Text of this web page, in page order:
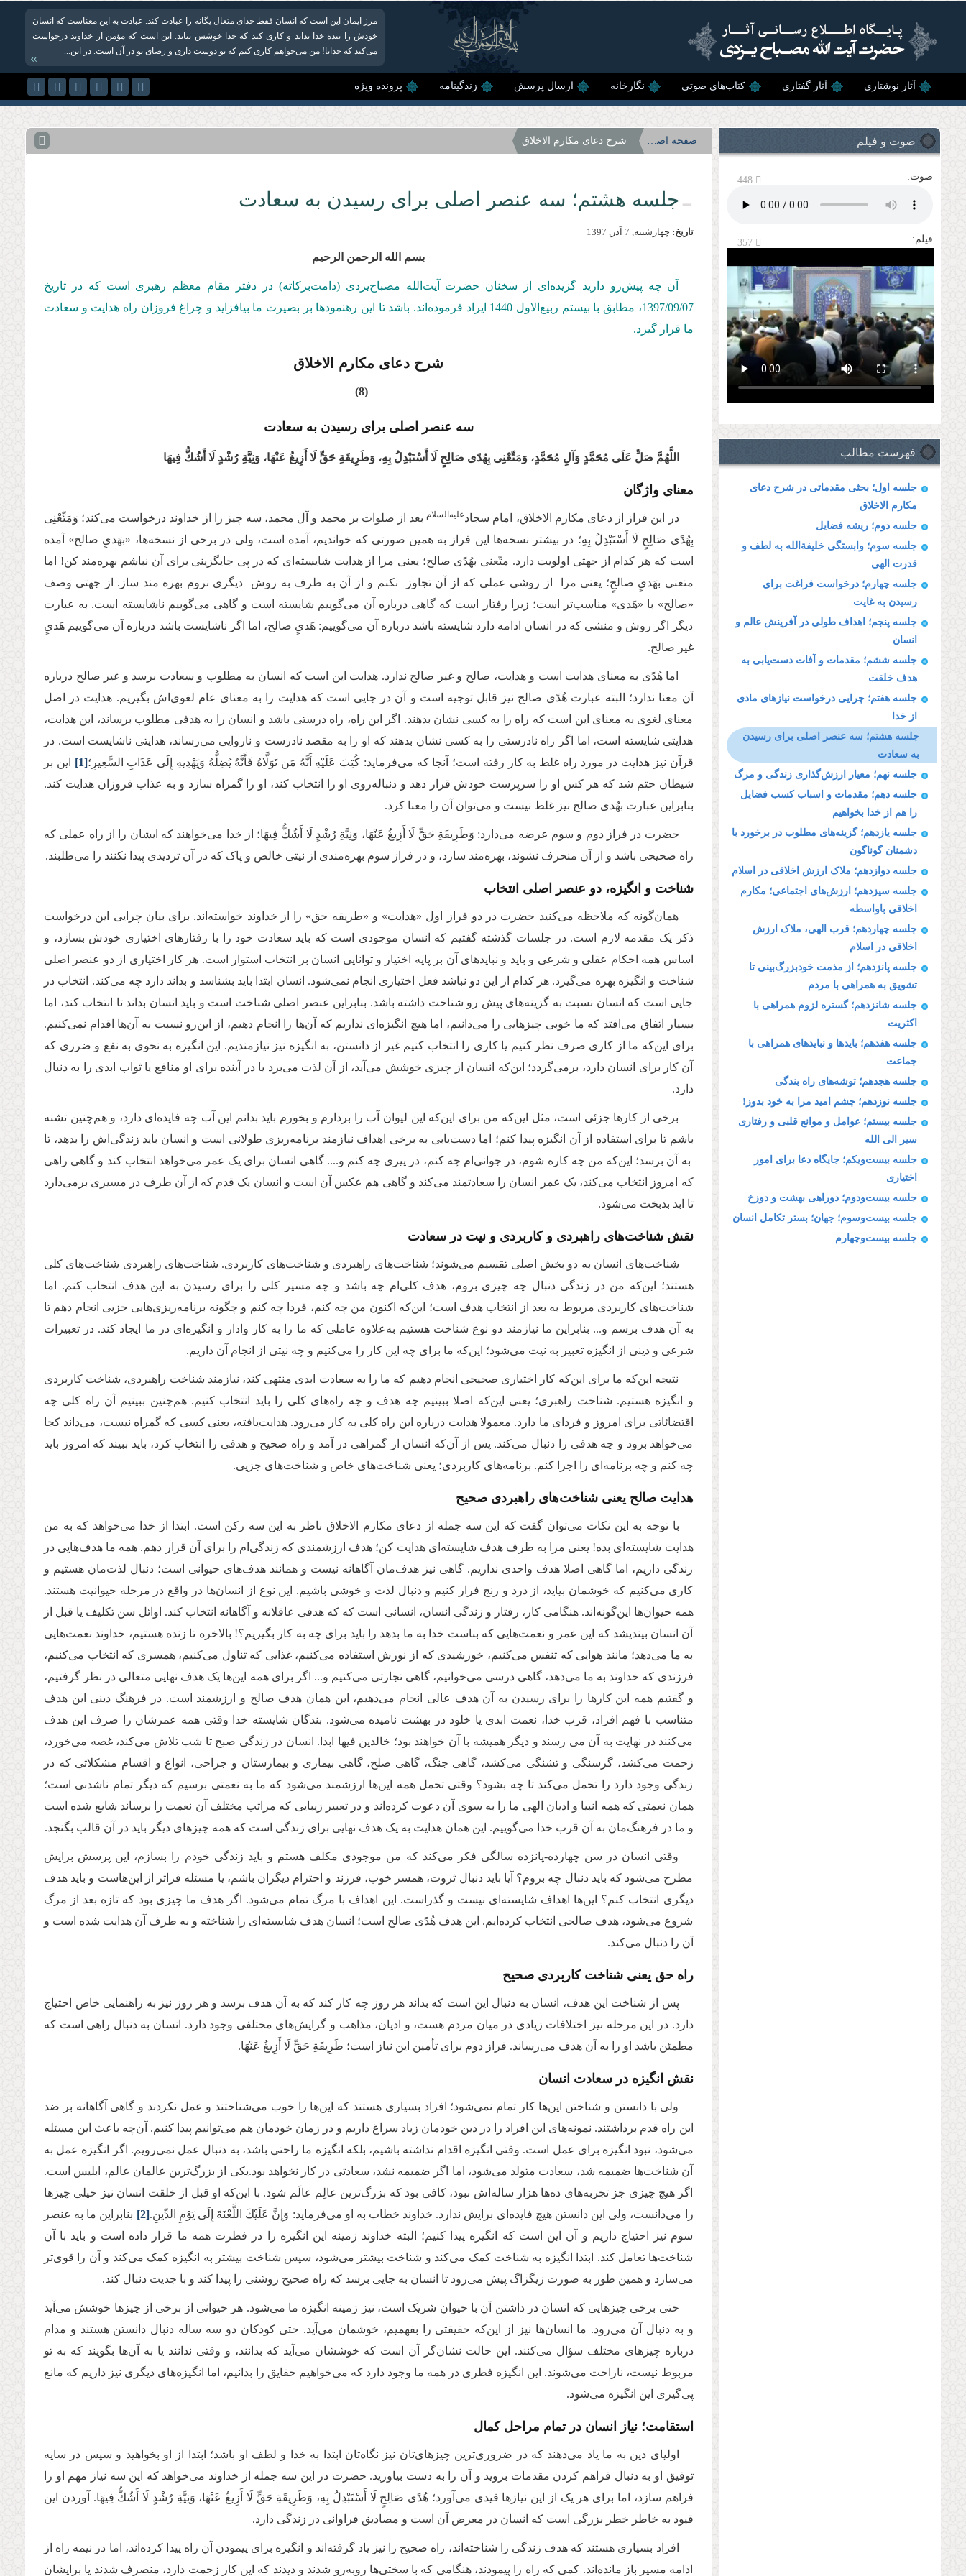
مرز ایمان این است که انسان فقط خدای متعال یگانه را عبادت کند. عبادت به این معناست که انسان
خودش را بنده خدا بداند و کاری کند که خدا خوشش بیاید. این است که مؤمن از خداوند درخواست
می‌کند که خدایا! من می‌خواهم کاری کنم که تو دوست داری و رضای تو در آن است. در این...
»
آثار نوشتاری آثار گفتاری کتاب‌های صوتی نگارخانه ارسال پرسش زندگینامه پرونده ویژه
صوت و فیلم
صوت: 448
فیلم: 357
فهرست مطالب
جلسه اول؛ بحثی مقدماتی در شرح دعای
مکارم الاخلاق
جلسه دوم؛ ریشه فضایل
جلسه سوم؛ وابستگی خلیفة‌الله به لطف و
قدرت الهی
جلسه چهارم؛ درخواست فراغت برای
رسیدن به غایت
جلسه پنجم؛ اهداف طولی در آفرینش عالم و
انسان
جلسه ششم؛ مقدمات و آفات دست‌یابی به
هدف خلقت
جلسه هفتم؛ چرایی درخواست نیازهای مادی
از خدا
جلسه هشتم؛ سه عنصر اصلی برای رسیدن
به سعادت
جلسه نهم؛ معیار ارزش‌گذاری زندگی و مرگ
جلسه دهم؛ مقدمات و اسباب کسب فضایل
را هم از خدا بخواهیم
جلسه یازدهم؛ گزینه‌های مطلوب در برخورد با
دشمنان گوناگون
جلسه دوازدهم؛ ملاک ارزش اخلاقی در اسلام
جلسه سیزدهم؛ ارزش‌های اجتماعی؛ مکارم
اخلاقی باواسطه
جلسه چهاردهم؛ قرب الهی، ملاک ارزش
اخلاقی در اسلام
جلسه پانزدهم؛ از مذمت خودبزرگ‌بینی تا
تشویق به همراهی با مردم
جلسه شانزدهم؛ گستره لزوم همراهی با
اکثریت
جلسه هفدهم؛ بایدها و نبایدهای همراهی با
جماعت
جلسه هجدهم؛ توشه‌های راه بندگی
جلسه نوزدهم؛ چشم امید مرا به خود بدوز!
جلسه بیستم؛ عوامل و موانع قلبی و رفتاری
سیر الی الله
جلسه بیست‌ویکم؛ جایگاه دعا برای امور
اختیاری
جلسه بیست‌ودوم؛ دوراهی بهشت و دوزخ
جلسه بیست‌وسوم؛ جهان؛ بستر تکامل انسان
جلسه بیست‌وچهارم
صفحه اصلی شرح دعای مکارم الاخلاق
جلسه هشتم؛ سه عنصر اصلی برای رسیدن به سعادت
تاریخ: چهارشنبه, 7 آذر, 1397
بسم الله الرحمن الرحیم
آن چه پیش‌رو دارید گزیده‌ای از سخنان حضرت آیت‌الله مصباح‌یزدی (دامت‌بركاته) در دفتر مقام معظم رهبری است كه در تاریخ
1397/09/07، مطابق با بیستم ربیع‌الاول 1440 ایراد فرموده‌اند. باشد تا این رهنمودها بر بصیرت ما بیافزاید و چراغ فروزان راه هدایت و سعادت
ما قرار گیرد.
شرح دعای مکارم الاخلاق
(8)
سه عنصر اصلی برای رسیدن به سعادت
اللَّهُمَّ صَلِّ عَلَى مُحَمَّدٍ وَآلِ مُحَمَّدٍ، وَمَتِّعْنِی بِهُدًى صَالِحٍ لَا أَسْتَبْدِلُ بِهِ، وَطَرِیقَةِ حَقٍّ لَا أَزِیغُ عَنْهَا، وَنِیَّةِ رُشْدٍ لَا أَشُكُّ فِیهَا
معنای واژگان
در این فراز از دعای مکارم الاخلاق، امام سجادعلیه‌السلامبعد از صلوات بر محمد و آل محمد، سه چیز را از خداوند درخواست می‌کند؛ وَمَتِّعْنِی
بِهُدًى صَالِحٍ لَا أَسْتَبْدِلُ بِهِ؛ در بیشتر نسخه‌ها این فراز به همین صورتی که خواندیم، آمده است، ولی در برخی از نسخه‌ها، «بهَدیٍ صالح» آمده‌
است که هر کدام از جهتی اولویت دارد. متّعنی بهُدًی صالح؛ یعنی مرا از هدایت شایسته‌ای که در پی جایگزینی برای آن نباشم بهره‌مند کن! اما
متعنی بهَدیٍ صالحٍ؛ یعنی مرا از روشی عملی که از آن تجاوز نکنم و از آن به طرف به روش دیگری نروم بهره مند ساز. از جهتی وصف
«صالح» با «هَدی» مناسب‌تر است؛ زیرا رفتار است که گاهی درباره آن می‌گوییم شایسته است و گاهی می‌گوییم ناشایسته است. به عبارت
دیگر اگر روش و منشی که در انسان ادامه دارد شایسته باشد درباره آن می‌گوییم: هَدیٍ صالح، اما اگر ناشایست باشد درباره آن می‌گوییم هَدیٍ
غیر صالح.
اما هُدًی به معنای هدایت است و هدایت، صالح و غیر صالح ندارد. هدایت این است که انسان به مطلوب و سعادت برسد و غیر صالح درباره
آن معنا ندارد؛ البته عبارت هُدًی صالح نیز قابل توجیه است و آن در جایی است که هدایت را به معنای عام لغوی‌اش بگیریم. هدایت در اصل
معنای لغوی به معنای این است که راه را به کسی نشان بدهند. اگر این راه، راه درستی باشد و انسان را به هدفی مطلوب برساند، این هدایت،
هدایتی شایسته است، اما اگر راه نادرستی را به کسی نشان بدهند که او را به مقصد نادرست و ناروایی می‌رساند، هدایتی ناشایست است. در
قرآن نیز هدایت در مورد راه غلط به کار رفته است؛ آنجا که می‌فرماید: كُتِبَ عَلَیْهِ أَنَّهُ مَن تَوَلَّاهُ فَأَنَّهُ یُضِلُّهُ وَیَهْدِیهِ إِلَى عَذَابِ السَّعِیرِ؛[1] این بر
شیطان حتم شد که هر کس او را سرپرست خودش قرار دهد و دنباله‌روی او را انتخاب کند، او را گمراه سازد و به عذاب فروزان هدایت ‌کند.
بنابراین عبارت بهُدی صالح نیز غلط نیست و می‌توان آن را معنا کرد.
حضرت در فراز دوم و سوم عرضه می‌دارد: وَطَرِیقَةِ حَقٍّ لَا أَزِیغُ عَنْهَا، وَنِیَّةِ رُشْدٍ لَا أَشُكُّ فِیهَا؛ از خدا می‌خواهند که ایشان را از راه عملی که
راه صحیحی باشد و از آن منحرف نشوند، بهره‌مند سازد، و در فراز سوم بهره‌مندی از نیتی خالص و پاک که در آن تردیدی پیدا نکنند را می‌طلبند.
شناخت و انگیزه، دو عنصر اصلی انتخاب
همان‌گونه که ملاحظه می‌کنید حضرت در دو فراز اول «هدایت» و «طریقه حق» را از خداوند خواسته‌اند. برای بیان چرایی این درخواست‌
ذکر یک مقدمه لازم است. در جلسات گذشته گفتیم که انسان موجودی است که باید سعادت خود را با رفتارهای اختیاری خودش بسازد، و
اساس همه احکام عقلی و شرعی و باید و نباید‌های آن بر پایه اختیار و توانایی انسان بر انتخاب استوار است. هر کار اختیاری از دو عنصر اصلی
شناخت و انگیزه بهره می‌گیرد. هر کدام از این‌ دو نباشد فعل اختیاری انجام نمی‌شود. انسان ابتدا باید بشناسد و بداند دارد چه می‌کند. انتخاب در
جایی است که انسان نسبت به گزینه‌های پیش رو شناخت داشته باشد. بنابراین عنصر اصلی شناخت است و باید انسان بداند تا انتخاب کند، اما
بسیار اتفاق می‌افتد که ما خوبی چیزهایی را می‌دانیم، اما هیچ انگیزه‌ای نداریم که آن‌ها را انجام دهیم، از این‌رو نسبت به آن‌ها اقدام نمی‌کنیم.
برای این‌که ما از کاری صرف نظر کنیم یا کاری را انتخاب کنیم غیر از دانستن، به انگیزه نیز نیازمندیم. این انگیزه به نحوی به نفع و ضرری که
آن کار برای انسان دارد، برمی‌گردد؛ این‌که انسان از چیزی خوشش می‌آید، از آن لذت می‌برد یا در آینده برای او منافع یا ثواب ابدی را به دنبال
دارد.
برخی از کارها جزئی است، مثل این‌که من برای این‌که این لیوان آب را بردارم و بخورم باید بدانم این آب چه فایده‌ای دارد، و هم‌چنین تشنه
باشم تا برای استفاده از آن انگیزه پیدا کنم؛ اما دست‌یابی به برخی اهداف نیازمند برنامه‌ریزی طولانی است و انسان باید زندگی‌اش را بدهد، تا
به آن برسد؛ این‌که من چه کاره شوم، در جوانی‌ام چه کنم، در پیری چه کنم و.... گاهی انسان برای یک عمر می‌خواهد انتخاب کند و گاهی راهی
که امروز انتخاب می‌کند، یک عمر انسان‌ را سعادتمند می‌کند و گاهی هم عکس آن است و انسان یک قدم که از آن طرف در مسیری برمی‌دارد
تا ابد بدبخت می‌شود.
نقش شناخت‌های راهبردی و کاربردی و نیت در سعادت
شناخت‌های انسان به دو بخش اصلی تقسیم می‌شوند؛ شناخت‌های راهبردی و شناخت‌های کاربردی. شناخت‌های راهبردی شناخت‌های کلی
هستند؛ این‌که من در زندگی دنبال چه چیزی بروم، هدف کلی‌ام چه باشد و چه مسیر کلی را برای رسیدن به این هدف انتخاب کنم. اما
شناخت‌های کاربردی مربوط به بعد از انتخاب هدف است؛ این‌که اکنون من چه کنم، فردا چه کنم و چگونه برنامه‌ریزی‌هایی جزیی انجام دهم تا
به آن هدف برسم و... بنابراین ما نیازمند دو نوع شناخت هستیم به‌علاوه عاملی که ما را به کار وادار و انگیزه‌ای در ما ایجاد کند. در تعبیرات
شرعی و دینی از انگیزه تعبیر به نیت‌ می‌شود؛ این‌که ما برای چه این کار را می‌کنیم و چه نیتی از انجام آن داریم.
نتیجه این‌که ما برای این‌که کار اختیاری صحیحی انجام دهیم که ما را به سعادت ابدی منتهی کند، نیازمند شناخت راهبردی، شناخت کاربردی
و انگیزه هستیم. شناخت راهبری؛ یعنی این‌که اصلا ببینیم چه هدف و چه راه‌های کلی را باید انتخاب کنیم. هم‌چنین ببینیم آن راه کلی چه
اقتضائاتی برای امروز و فردای ما دارد. معمولا هدایت درباره این راه کلی به کار می‌رود. هدایت‌یافته، یعنی کسی که گمراه نیست، می‌داند کجا
می‌خواهد برود و چه هدفی را دنبال می‌کند. پس از آن‌که انسان از گمراهی در آمد و راه صحیح و هدفی را انتخاب کرد، باید ببیند که امروز باید
چه کنم و چه برنامه‌ای را اجرا کنم. برنامه‌های کاربردی؛ یعنی شناخت‌های خاص و شناخت‌های جزیی.
هدایت صالح یعنی شناخت‌های راهبردی صحیح
با توجه به این نکات می‌توان گفت که این سه جمله از دعای مکارم الاخلاق ناظر به این سه رکن است. ابتدا از خدا می‌خواهد که به من
هدایت شایسته‌ای بده! یعنی مرا به طرف هدف شایسته‌ای هدایت کن؛ هدف ارزشمندی که زندگی‌ام را برای آن قرار دهم. همه ما هدف‌هایی در
زندگی داریم، اما گاهی اصلا هدف واحدی نداریم. گاهی نیز هدف‌مان آگاهانه نیست و همانند هدف‌های حیوانی است؛ دنبال لذت‌مان هستیم و
کاری می‌کنیم که خوشمان بیاید، از درد و رنج فرار کنیم و دنبال لذت و خوشی باشیم. این نوع از انسان‌ها در واقع در مرحله حیوانیت هستند.
همه حیوان‌ها این‌گونه‌اند. هنگامی کار، رفتار و زندگی انسان، انسانی است که که هدفی عاقلانه و آگاهانه انتخاب کند. اوائل سن تکلیف یا قبل از
آن انسان بیندیشد که این عمر و نعمت‌هایی که بناست خدا به ما بدهد را باید برای چه به کار بگیریم؟! بالاخره تا زنده هستیم، خداوند نعمت‌هایی
به ما می‌دهد؛ مانند هوایی که تنفس می‌کنیم، خورشیدی که از نورش استفاده می‌کنیم، غذایی که تناول می‌کنیم، همسری که انتخاب می‌کنیم،
فرزندی که خداوند به ما می‌دهد، گاهی درسی می‌خوانیم، گاهی تجارتی می‌کنیم و... اگر برای همه این‌ها یک هدف نهایی متعالی در نظر گرفتیم،
و گفتیم همه این کارها را برای رسیدن به آن هدف عالی انجام می‌دهیم، این همان هدف صالح و ارزشمند است. در فرهنگ دینی این هدف
متناسب با فهم افراد، قرب خدا، نعمت ابدی یا خلود در بهشت نامیده می‌شود. بندگان شایسته خدا وقتی همه عمرشان را صرف این هدف
می‌کنند در نهایت به آن می رسند و دیگر همیشه با آن خواهند بود؛ خالدین فیها ابدا. انسان در زندگی صبح تا شب تلاش می‌کند، غصه می‌خورد،
زحمت می‌کشد، گرسنگی و تشنگی می‌کشد، گاهی جنگ، گاهی صلح، گاهی بیماری و بیمارستان و جراحی، انواع و اقسام مشکلاتی که در
زندگی وجود دارد را تحمل می‌کند تا چه بشود؟ وقتی تحمل همه این‌ها ارزشمند می‌شود که ما به نعمتی برسیم که دیگر تمام ناشدنی است؛
همان نعمتی که همه انبیا و ادیان الهی ما را به سوی آن دعوت کرده‌اند و در تعبیر زیبایی که مراتب مختلف آن نعمت را برساند شایع شده است
و ما در فرهنگ‌مان به آن قرب خدا می‌گوییم. این همان هدایت به یک هدف نهایی برای زندگی است که همه چیزهای دیگر باید در آن قالب بگنجد.
وقتی انسان در سن چهارده‌-پانزده ‌سالگی فکر می‌کند که من موجودی مکلف هستم و باید زندگی خودم را بسازم، این پرسش برایش
مطرح می‌شود که باید دنبال چه بروم؟ آیا باید دنبال ثروت، همسر خوب، فرزند و احترام دیگران باشم، یا مسئله فراتر از این‌هاست و باید هدف
دیگری انتخاب کنم؟ این‌ها اهداف شایسته‌ای نیست و گذراست. این اهداف با مرگ تمام می‌شود. اگر هدف ما چیزی بود که تازه بعد از مرگ
شروع می‌شود، هدف صالحی انتخاب کرده‌ایم. این هدف هُدًی صالح است؛ انسان هدف شایسته‌ای را شناخته و به طرف آن هدایت شده است و
آن را دنبال می‌کند.
راه حق یعنی شناخت کاربردی صحیح
پس از شناخت این هدف، انسان به دنبال این است که بداند هر روز چه کار کند که به آن هدف برسد و هر روز نیز به راهنمایی خاص احتیاج
دارد. در این مرحله نیز اختلافات زیادی در میان مردم هست، و ادیان، مذاهب و گرایش‌های مختلفی وجود دارد. انسان به دنبال راهی است که
مطمئن باشد او را به آن هدف می‌رساند. فراز دوم برای تأمین این نیاز است؛ طَرِیقَةِ حَقٍّ لَا أَزِیغُ عَنْهَا.
نقش انگیزه در سعادت انسان
ولی با دانستن و شناختن این‌ها کار تمام نمی‌شود؛ افراد بسیاری هستند که این‌ها را خوب می‌شناختند و عمل نکردند و گاهی آگاهانه بر ضد
این‌ راه قدم برداشتند. نمونه‌های این افراد را در دین خودمان زیاد سراغ داریم و در زمان خودمان هم می‌توانیم پیدا کنیم. آن‌چه باعث این مسئله
می‌شود، نبود انگیزه برای عمل است. وقتی انگیزه اقدام نداشته باشیم، بلکه انگیزه ما راحتی باشد، به دنبال عمل نمی‌رویم. اگر انگیزه عمل به
آن‌ شناخت‌ها ضمیمه شد، سعادت متولد می‌شود، اما اگر ضمیمه نشد،‌ سعادتی در کار نخواهد بود.یکی از بزرگ‌ترین عالمان عالم، ابلیس است.
اگر هیچ چیزی جز تجربه‌‌های ده‌‌ها هزار ساله‌اش نبود، کافی بود که بزرگ‌ترین عالِم عالَم شود. با این‌که او قبل از خلقت انسان نیز خیلی چیزها
را می‌دانست، ولی این دانستن هیچ فایده‌ای برایش ندارد. خداوند خطاب به او می‌فرماید: وَإِنَّ عَلَیْكَ اللَّعْنَةَ إِلَى یَوْمِ الدِّینِ.[2] بنابراین ما به عنصر
سوم نیز احتیاج داریم و آن این است ‌که انگیزه پیدا کنیم؛ البته خداوند زمینه این انگیزه را در فطرت همه ما قرار داده است و باید با آن
شناخت‌ها تعامل کند. ابتدا انگیزه به شناخت کمک می‌کند و شناخت بیشتر می‌شود، سپس شناخت بیشتر به انگیزه کمک می‌کند و آن را قوی‌تر
می‌سازد و همین طور به صورت زیگزاگ پیش می‌رود تا انسان به جایی برسد که راه صحیح روشنی را پیدا کند و با جدیت دنبال کند.
حتی برخی چیزهایی که انسان در داشتن آن با حیوان شریک است، نیز زمینه انگیزه ما می‌شود. هر حیوانی از برخی از چیزها خوشش می‌آید
و به دنبال آن می‌رود. ما انسان‌ها نیز از این‌که حقیقتی را بفهمیم، خوشمان می‌آید. حتی کودکان دو سه ساله دنبال دانستن هستند و مدام
درباره چیزهای مختلف سؤال می‌کنند. این حالت نشان‌گر آن است که خوششان می‌آید که بدانند، و وقتی ندانند یا به آن‌ها بگویند که به تو
مربوط نیست، ناراحت می‌شوند. این انگیزه فطری در همه ما وجود دارد که می‌خواهیم حقایق را بدانیم، اما انگیزه‌های دیگری نیز داریم که مانع
پی‌گیری این انگیزه می‌شود.
استقامت؛ نیاز انسان در تمام مراحل کمال
اولیای دین به ما یاد می‌دهند که در ضروری‌ترین چیزهای‌تان نیز نگاه‌تان ابتدا به خدا و لطف او باشد؛ ابتدا از او بخواهید و سپس در سایه
توفیق او به دنبال فراهم کردن مقدمات بروید و آن را به دست بیاورید. حضرت در این سه جمله از خداوند می‌خواهد که این سه نیاز مهم او را
فراهم سازد، اما برای هر یک از این نیازها قیدی می‌آورد؛ هُدًى صَالِحٍ لَا أَسْتَبْدِلُ بِهِ، وَطَرِیقَةِ حَقٍّ لَا أَزِیغُ عَنْهَا، وَنِیَّةِ رُشْدٍ لَا أَشُكُّ فِیهَا. آوردن این
قیود به خاطر خطر بزرگی است که انسان در معرض آن است و مصادیق فراوانی در زندگی دارد.
افراد بسیاری هستند که هدف زندگی را شناخته‌اند، راه صحیح را نیز یاد گرفته‌اند و انگیزه برای پیمودن آن راه پیدا کرده‌اند، اما در نیمه راه از
ادامه مسیر باز مانده‌اند. کمی که راه را پیمودند، هنگامی که با سختی‌ها روبه‌رو شدند و دیدند که این کار زحمت‌ دارد، منصرف شدند یا برایشان